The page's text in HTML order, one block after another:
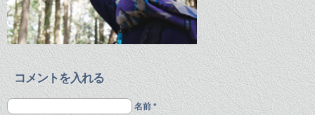
コメントを入れる
名前 *